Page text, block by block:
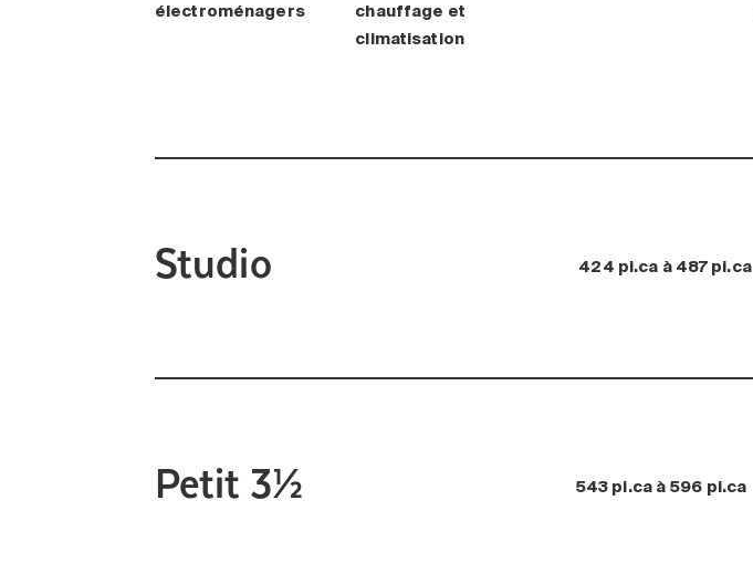
électroménagers
chauffage et
climatisation
Studio 424 pi.ca à 487 pi.ca
Petit 3½ 543 pi.ca à 596 pi.ca